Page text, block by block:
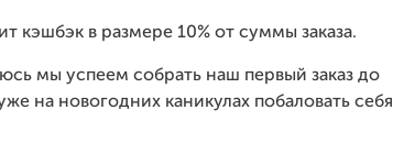
кэшбэк в размере 10% от суммы заказа.
мы успеем собрать наш первый заказ до
на новогодних каникулах побаловать себя